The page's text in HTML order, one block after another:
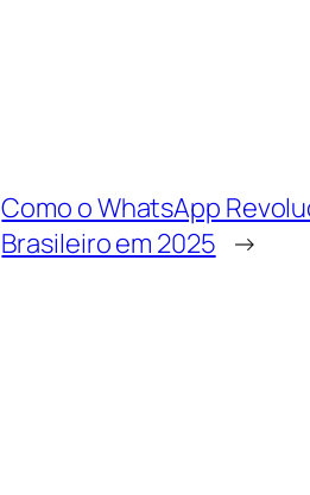
Como o WhatsApp
Brasileiro em 2025 →